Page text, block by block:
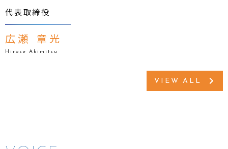
代表取締役
広瀬 章光
Hirose Akimitsu
VIEW ALL